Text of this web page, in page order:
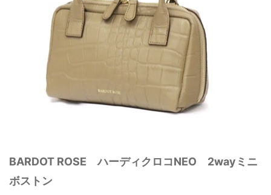
BARDOT ROSE ハーディクロコNEO 2wayミニ
ボストン